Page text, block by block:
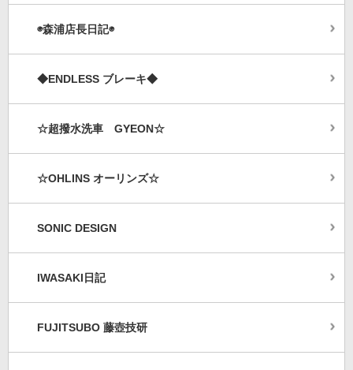
◉森浦店長日記◉
◆ENDLESS ブレーキ◆
☆超撥水洗車 GYEON☆
☆OHLINS オーリンズ☆
SONIC DESIGN
IWASAKI日記
FUJITSUBO 藤壺技研